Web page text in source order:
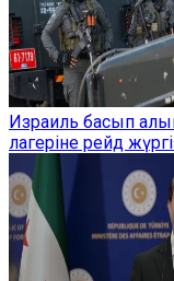
Израиль басып
лагеріне рейд